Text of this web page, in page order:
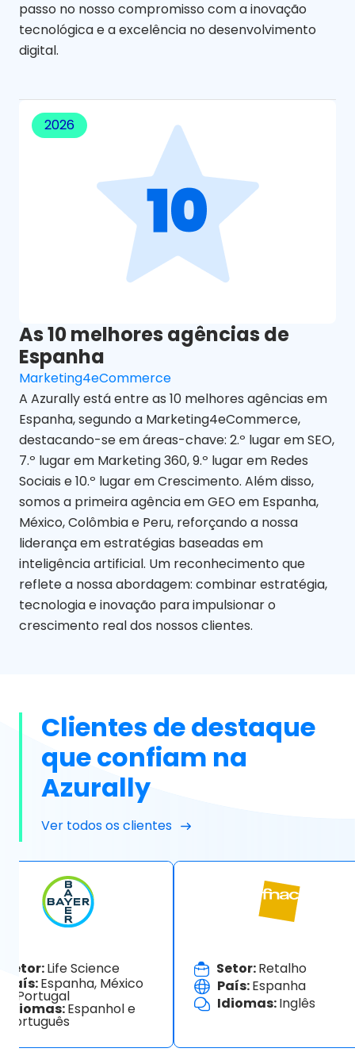
passo no nosso compromisso com a inovação
tecnológica e a excelência no desenvolvimento
digital.
2026
As 10 melhores agências de
Espanha
Marketing4eCommerce
A Azurally está entre as 10 melhores agências em
Espanha, segundo a Marketing4eCommerce,
destacando-se em áreas-chave: 2.º lugar em SEO,
7.º lugar em Marketing 360, 9.º lugar em Redes
Sociais e 10.º lugar em Crescimento. Além disso,
somos a primeira agência em GEO em Espanha,
México, Colômbia e Peru, reforçando a nossa
liderança em estratégias baseadas em
inteligência artificial. Um reconhecimento que
reflete a nossa abordagem: combinar estratégia,
tecnologia e inovação para impulsionar o
crescimento real dos nossos clientes.
Clientes de destaque
que confiam na
Azurally
Ver todos os clientes
Setor:Life Science
País:Espanha, México
e Portugal
Idiomas:Espanhol e
português
Setor:Retalho
País:Espanha
Idiomas:Inglês